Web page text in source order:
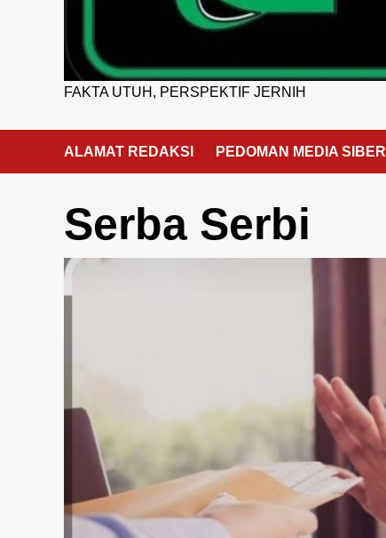
FAKTA UTUH, PERSPEKTIF JERNIH
ALAMAT REDAKSI PEDOMAN MEDIA SIBER
Serba Serbi